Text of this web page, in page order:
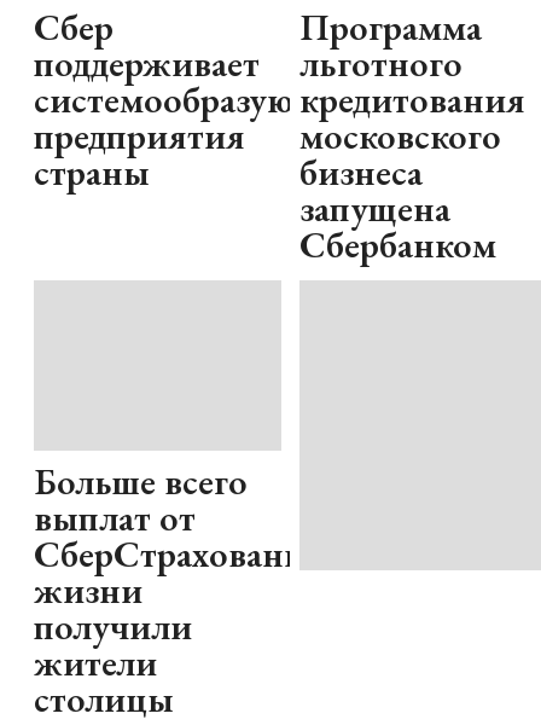
Сбер
поддерживает
системообразующие
предприятия
страны
Программа
льготного
кредитования
московского
бизнеса
запущена
Сбербанком
Больше всего
выплат от
СберСтрахование
жизни
получили
жители
столицы